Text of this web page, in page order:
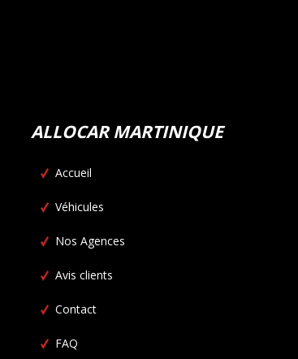
ALLOCAR MARTINIQUE
Accueil
Véhicules
Nos Agences
Avis clients
Contact
FAQ